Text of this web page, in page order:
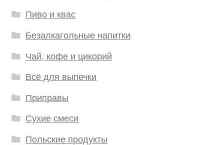
Пиво и квас
Безалкагольные напитки
Чай, кофе и цикорий
Всё для выпечки
Приправы
Сухие смеси
Польские продукты